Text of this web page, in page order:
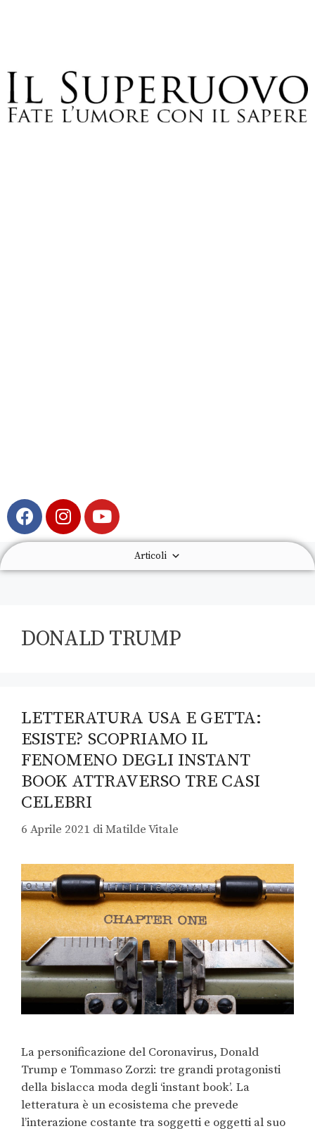
Articoli
DONALD TRUMP
LETTERATURA USA E GETTA:
ESISTE? SCOPRIAMO IL
FENOMENO DEGLI INSTANT
BOOK ATTRAVERSO TRE CASI
CELEBRI
6 Aprile 2021 diMatilde Vitale
La personificazione del Coronavirus, Donald
Trump e Tommaso Zorzi: tre grandi protagonisti
della bislacca moda degli ‘instant book’. La
letteratura è un ecosistema che prevede
l’interazione costante tra soggetti e oggetti al suo